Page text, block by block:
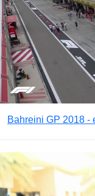
Bahreini GP 2018 -